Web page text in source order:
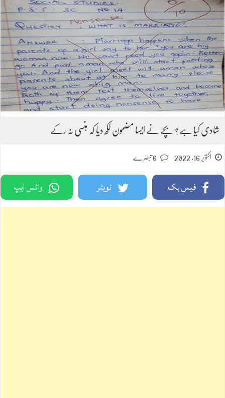
شادی کیا ہے؟ بچے نے ایسا مضمون لکھ دیا کہ ہنسی نہ رکے
اکتوبر 16, 2022
فیس بک ٹویٹر واٹس ایپ